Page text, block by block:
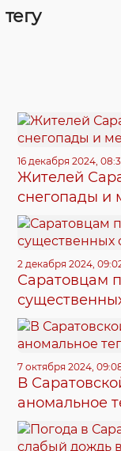
тегу
16 декабря 2024,
Жителей
снегопады и
2 декабря 2024,
Саратовцам
7 октября 2024,
В
аномальное